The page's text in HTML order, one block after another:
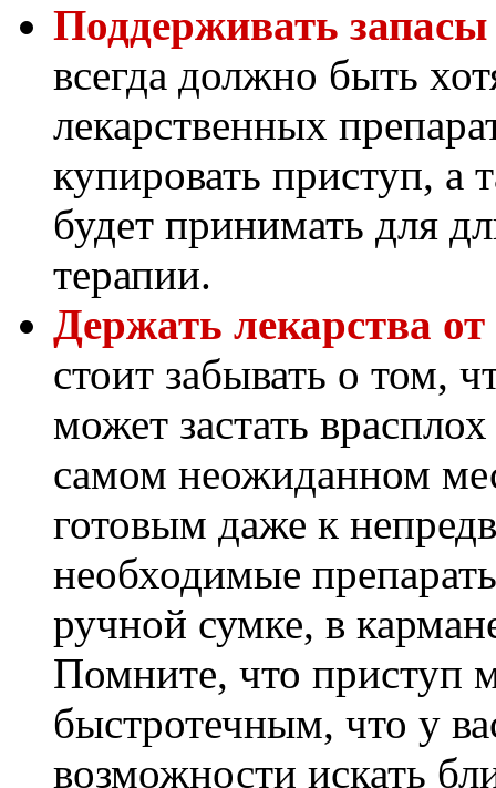
Поддерживать
всегда должно быть
лекарственных
купировать приступ, а
будет принимать для
терапии.
Держать лекарства
стоит забывать о том,
может застать
самом неожиданном
готовым даже к
необходимые
ручной сумке, в
Помните, что приступ
быстротечным, что у
возможности искать